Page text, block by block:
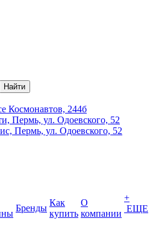
Найти
Космонавтов, 244б
Пермь, ул. Одоевского, 52
Пермь, ул. Одоевского, 52
Бренды
Как
купить
О
компании
+
ЕЩЕ